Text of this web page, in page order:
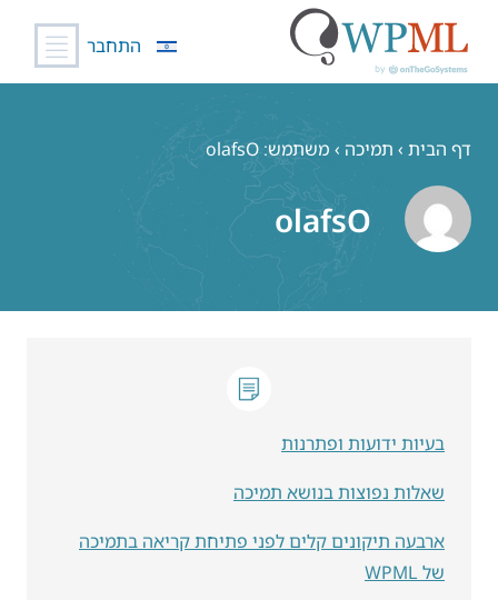
התחבר
דף הבית › תמיכה › משתמש: olafsO
olafsO
בעיות ידועות ופתרנות
שאלות נפוצות בנושא תמיכה
ארבעה תיקונים קלים לפני פתיחת קריאה בתמיכה
של WPML